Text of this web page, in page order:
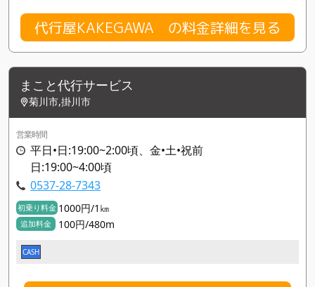
代行屋KAKEGAWA の料金詳細を見る
まこと代行サービス
菊川市,掛川市
営業時間
平日•日:19:00~2:00頃、金•土•祝前
日:19:00~4:00頃
0537-28-7343
初乗り料金 1000円/1㎞
追加料金 100円/480m
CASH